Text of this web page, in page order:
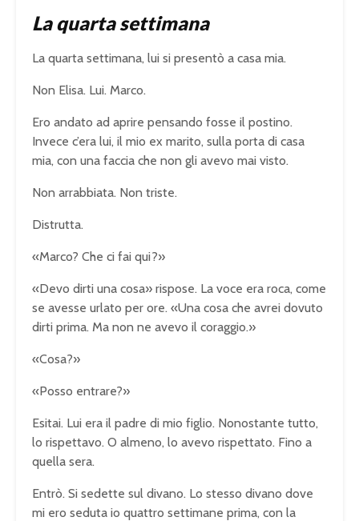
La quarta settimana
La quarta settimana, lui si presentò a casa mia.
Non Elisa. Lui. Marco.
Ero andato ad aprire pensando fosse il postino.
Invece c’era lui, il mio ex marito, sulla porta di casa
mia, con una faccia che non gli avevo mai visto.
Non arrabbiata. Non triste.
Distrutta.
«Marco? Che ci fai qui?»
«Devo dirti una cosa» rispose. La voce era roca, come
se avesse urlato per ore. «Una cosa che avrei dovuto
dirti prima. Ma non ne avevo il coraggio.»
«Cosa?»
«Posso entrare?»
Esitai. Lui era il padre di mio figlio. Nonostante tutto,
lo rispettavo. O almeno, lo avevo rispettato. Fino a
quella sera.
Entrò. Si sedette sul divano. Lo stesso divano dove
mi ero seduta io quattro settimane prima, con la